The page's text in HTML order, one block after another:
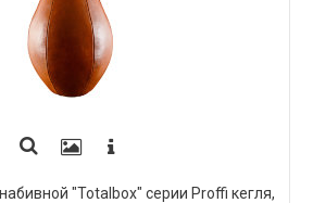
"Totalbox" серии Proffi кегля,